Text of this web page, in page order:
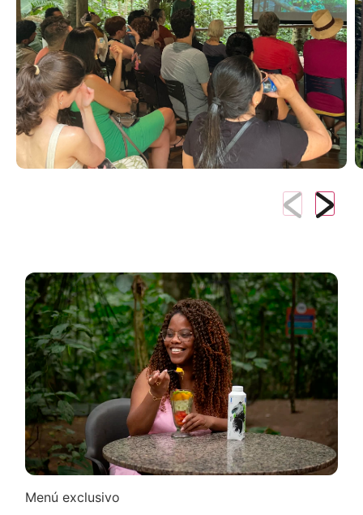
Menú exclusivo